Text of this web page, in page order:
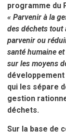
programme du
« Parvenir à la
des déchets tout
parvenir ou
santé humaine
sur les moyens
qui les sépare
gestion
déchets.
Sur la base de